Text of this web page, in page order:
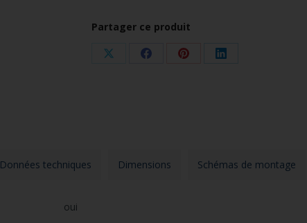
Partager ce produit
PartagerPartagerPartagerPartager
Données techniques Dimensions Schémas de montage
oui